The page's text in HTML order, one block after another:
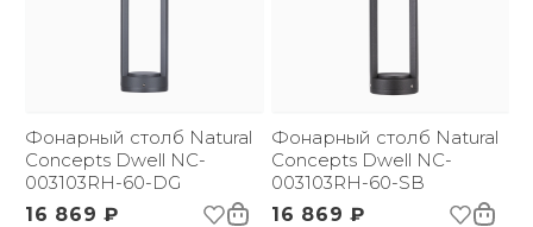
Фонарный столб Natural
Concepts Dwell NC-
003103RH-60-DG
16 869 ₽
Фонарный столб Natural
Concepts Dwell NC-
003103RH-60-SB
16 869 ₽